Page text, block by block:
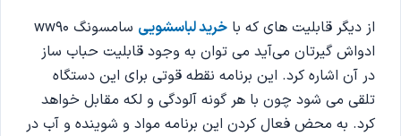
از دیگر قابلیت های که با خرید لباسشویی
سامسونگ ww90
ادواش گیرتان می‌آید می توان به وجود قابلیت حباب ساز
در آن اشاره کرد. این برنامه نقطه قوتی برای این دستگاه
تلقی می شود چون با هر گونه آلودگی و لکه مقابل خواهد
کرد. به محض فعال کردن این برنامه مواد و شوینده و آب در